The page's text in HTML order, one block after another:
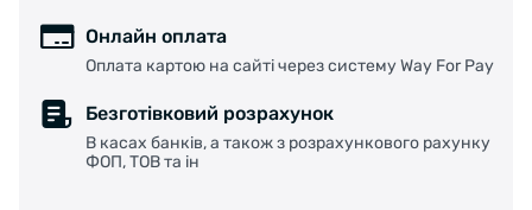
Онлайн оплата
Оплата картою на сайті через систему Way For Pay
Безготівковий розрахунок
В касах банків, а також з розрахункового рахунку
ФОП, ТОВ та ін